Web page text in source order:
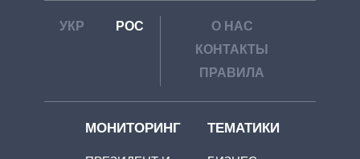
УКР РОС
О НАС
КОНТАКТЫ
ПРАВИЛА
МОНИТОРИНГ ТЕМАТИКИ